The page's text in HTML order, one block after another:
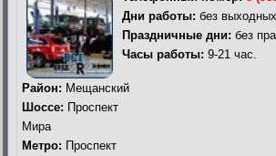
Дни работы: без выходных
Праздничные дни: без
Часы работы: 9-21 час.
Район: Мещанский
Шоссе: Проспект
Мира
Метро: Проспект